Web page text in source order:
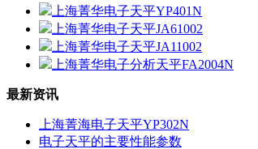
上海菁华电子天平YP401N
上海菁华电子天平JA61002
上海菁华电子天平JA11002
上海菁华电子分析天平FA2004N
最新资讯
上海菁海电子天平YP302N
电子天平的主要性能参数